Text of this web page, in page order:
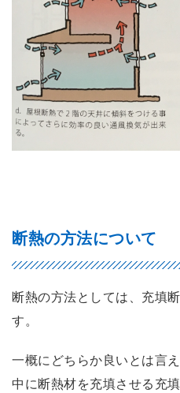
断熱の方法について
断熱の方法としては、充填
す。
一概にどちらか良いとは言
中に断熱材を充填させる充